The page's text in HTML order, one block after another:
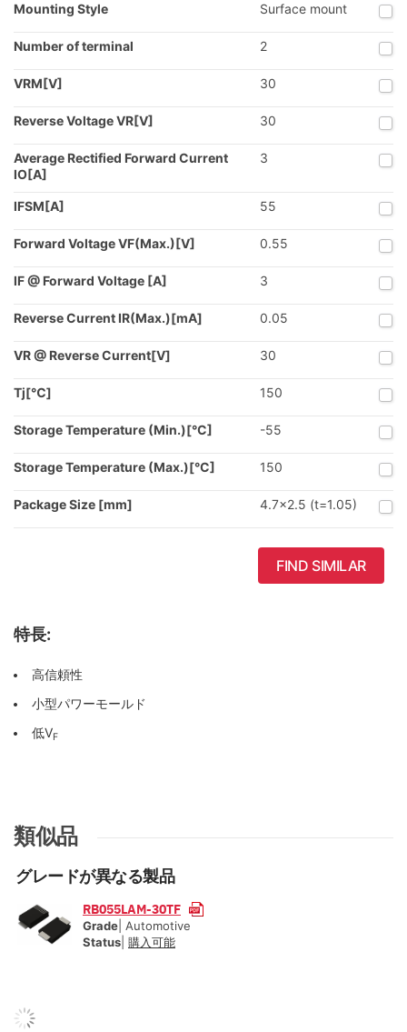
Mounting Style Surface mount
Number of terminal 2
VRM[V] 30
Reverse Voltage VR[V] 30
Average Rectified Forward Current
IO[A]
3
IFSM[A] 55
Forward Voltage VF(Max.)[V] 0.55
IF @ Forward Voltage [A] 3
Reverse Current IR(Max.)[mA] 0.05
VR @ Reverse Current[V] 30
Tj[℃] 150
Storage Temperature (Min.)[°C] -55
Storage Temperature (Max.)[°C] 150
Package Size [mm] 4.7x2.5 (t=1.05)
FIND SIMILAR
特長:
高信頼性
小型パワーモールド
低VF
類似品
グレードが異なる製品
RB055LAM-30TF
Grade | Automotive
Status 購入可能